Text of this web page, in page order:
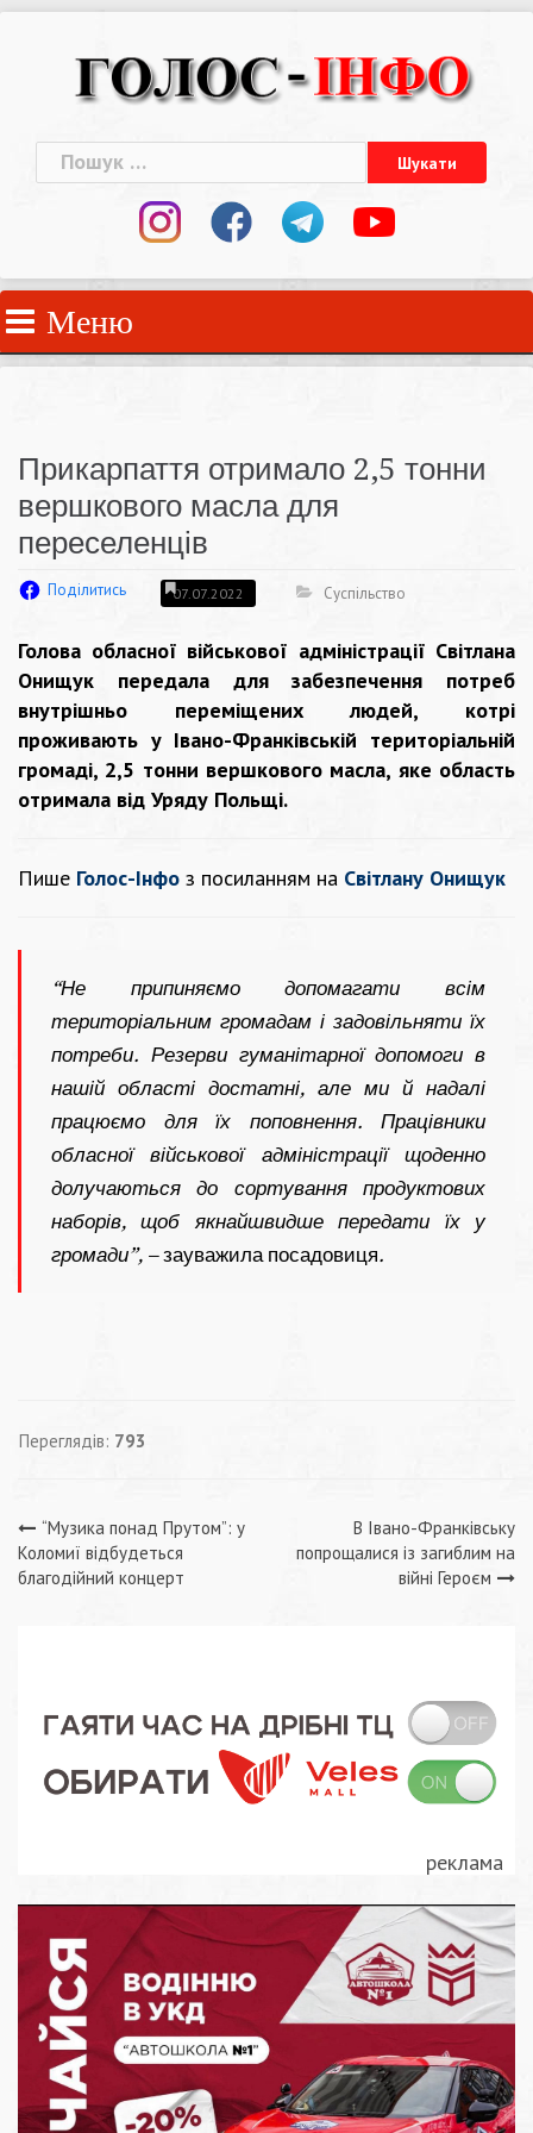
Пошук:
Меню
Прикарпаття отримало 2,5 тонни
вершкового масла для
переселенців
Поділитись 07.07.2022 Суспільство
Голова обласної військової адміністрації Світлана
Онищук передала для забезпечення потреб
внутрішньо переміщених людей, котрі
проживають у Івано-Франківській територіальній
громаді, 2,5 тонни вершкового масла, яке область
отримала від Уряду Польщі.
Пише Голос-Інфо з посиланням на Світлану Онищук
“Не припиняємо допомагати всім
територіальним громадам і задовільняти їх
потреби. Резерви гуманітарної допомоги в
нашій області достатні, але ми й надалі
працюємо для їх поповнення. Працівники
обласної військової адміністрації щоденно
долучаються до сортування продуктових
наборів, щоб якнайшвидше передати їх у
громади”, –зауважила посадовиця.
Переглядів: 793
Навігація
записів
“Музика понад Прутом”: у
Коломиї відбудеться
благодійний концерт
В Івано-Франківську
попрощалися із загиблим на
війні Героєм